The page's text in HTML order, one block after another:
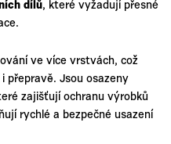
dílů, které vyžadují přesné
ve více vrstvách, což
přepravě. Jsou osazeny
zajišťují ochranu výrobků
rychlé a bezpečné usazení